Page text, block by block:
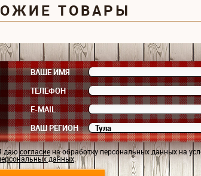
ТОВАРЫ
ВАШЕ ИМЯ
ТЕЛЕФОН
E-MAIL
ВАШ РЕГИОН
даюсогласиена обработку персональных данных на
данных.